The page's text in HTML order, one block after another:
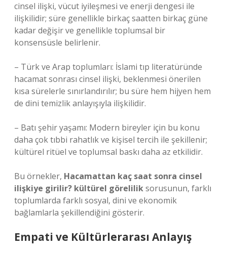
cinsel ilişki, vücut iyileşmesi ve enerji dengesi ile
ilişkilidir; süre genellikle birkaç saatten birkaç güne
kadar değişir ve genellikle toplumsal bir
konsensüsle belirlenir.
– Türk ve Arap toplumları: İslami tıp literatüründe
hacamat sonrası cinsel ilişki, beklenmesi önerilen
kısa sürelerle sınırlandırılır; bu süre hem hijyen hem
de dini temizlik anlayışıyla ilişkilidir.
– Batı şehir yaşamı: Modern bireyler için bu konu
daha çok tıbbi rahatlık ve kişisel tercih ile şekillenir;
kültürel ritüel ve toplumsal baskı daha az etkilidir.
Bu örnekler, Hacamattan kaç saat sonra cinsel
ilişkiye girilir? kültürel göreliliksorusunun, farklı
toplumlarda farklı sosyal, dini ve ekonomik
bağlamlarla şekillendiğini gösterir.
Empati ve Kültürlerarası Anlayış